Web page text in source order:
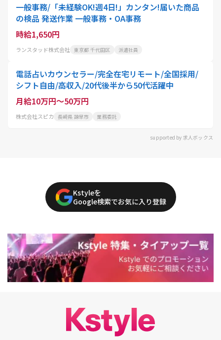
一般事務/「未経験OK!週4日!」カンタン!届いた商品
の検品 発送作業 一般事務・OA事務
時給1,650円
ランスタッド株式会社 東京都 千代田区 派遣社員
電話占いカウンセラー/完全在宅リモート/全国採用/
シフト自由/高収入/20代後半から50代活躍中
月給10万円～50万円
株式会社スピカ 長崎県 諫早市 業務委託
supported by 求人ボックス
Kstyleを
Google検索でお気に入り登録